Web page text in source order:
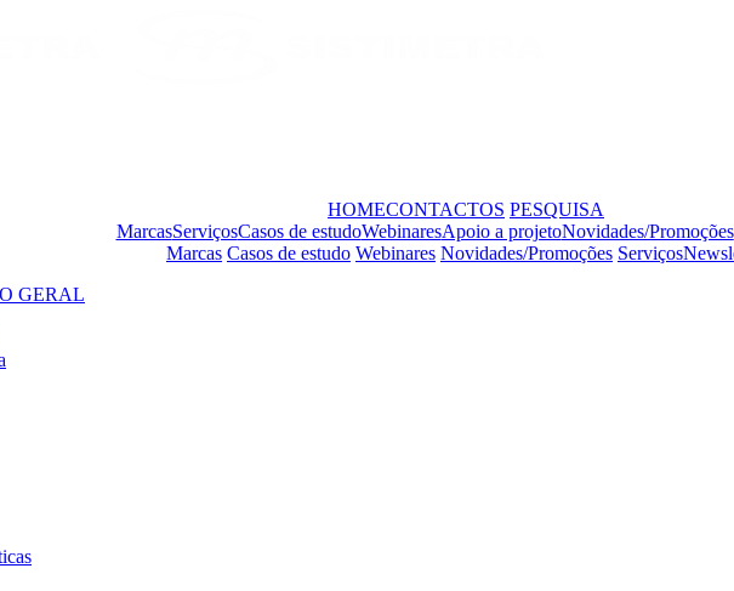
HOMECONTACTOS PESQUISA
MarcasServiçosCasos de estudoWebinaresApoio a projetoNovidades/Promoções
Marcas Casos de estudo Webinares Novidades/Promoções Serviços
GERAL